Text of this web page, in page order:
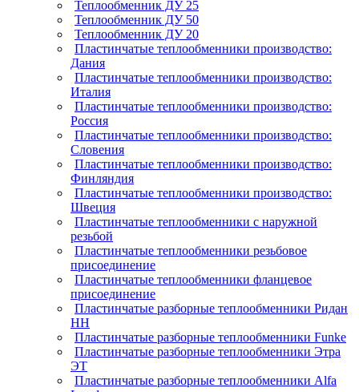
Теплообменник ДУ 25
Теплообменник ДУ 50
Теплообменник ДУ 20
Пластинчатые теплообменники производство:
Дания
Пластинчатые теплообменники производство:
Италия
Пластинчатые теплообменники производство:
Россия
Пластинчатые теплообменники производство:
Словения
Пластинчатые теплообменники производство:
Финляндия
Пластинчатые теплообменники производство:
Швеция
Пластинчатые теплообменники с наружной
резьбой
Пластинчатые теплообменники резьбовое
присоединение
Пластинчатые теплообменники фланцевое
присоединение
Пластинчатые разборные теплообменники Ридан
НН
Пластинчатые разборные теплообменники Funke
Пластинчатые разборные теплообменники Этра
ЭТ
Пластинчатые разборные теплообменники Alfa